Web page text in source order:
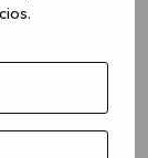
occurred